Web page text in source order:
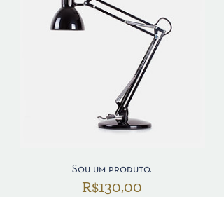
Sou um produto.
R$130,00